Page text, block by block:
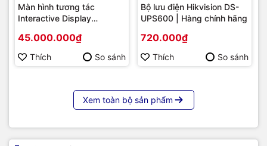
Màn hình tương tác
Interactive Display
86 | Cấu hình cao cấp |
Hàng chính hãng
45.000.000₫
Thích So sánh
Bộ lưu điện Hikvision DS-
UPS600 | Hàng chính hãng
720.000₫
Thích So sánh
Xem toàn bộ sản phẩm